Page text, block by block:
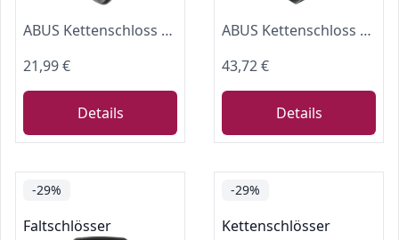
ABUS Kettenschloss Steel-O-Chain 5805C, 75 cm, Schwarz
21,99 €
Details
ABUS Kettenschloss Tresor 1385 – Zahlenschloss aus gehärtetem Stahl – 7 mm starke Vierkantkette – ABUS-Sicherheitslevel 7 – 85 cm – Schwarz
43,72 €
Details
-29%
Faltschlösser
-29%
Kettenschlösser